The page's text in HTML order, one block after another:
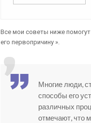
Все мои советы ниже
его первопричину ».
Многие люди,
способы его
различных
отмечают, что